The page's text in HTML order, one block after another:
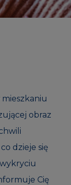
obraz
dzieje się
Cię